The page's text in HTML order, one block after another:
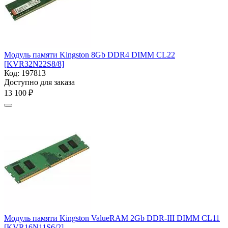
Модуль памяти Kingston 8Gb DDR4 DIMM CL22
[KVR32N22S8/8]
Код: 197813
Доступно для заказа
13 100 ₽
Модуль памяти Kingston ValueRAM 2Gb DDR-III DIMM CL11